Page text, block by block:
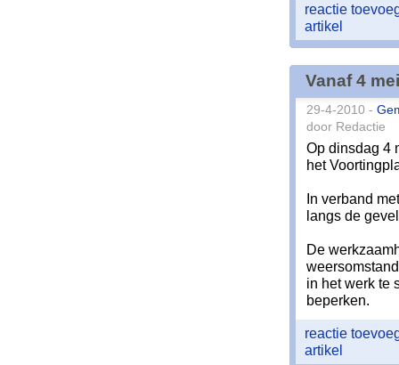
reactie
artikel
Vanaf 4
29-4-2010 -
door Redactie
Op dinsdag 4
het
In verband
langs de
De
in het werk te
beperken.
reactie
artikel